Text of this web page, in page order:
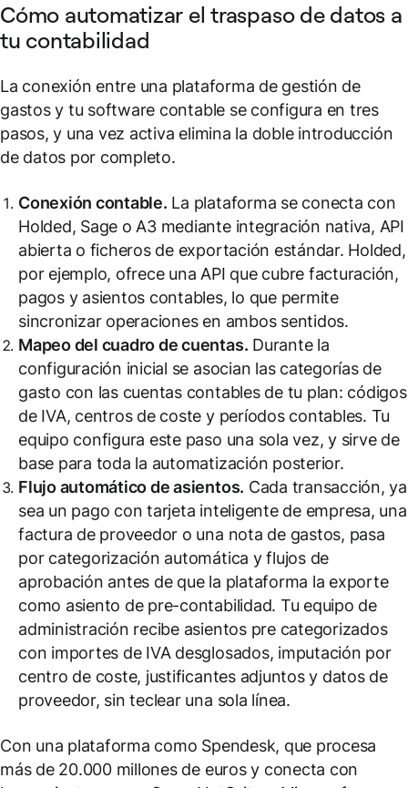
Cómo automatizar el traspaso de datos a
tu contabilidad
La conexión entre una plataforma de gestión de
gastos y tu software contable se configura en tres
pasos, y una vez activa elimina la doble introducción
de datos por completo.
Conexión contable. La plataforma se conecta con
Holded, Sage o A3 mediante integración nativa, API
abierta o ficheros de exportación estándar. Holded,
por ejemplo, ofrece una API que cubre facturación,
pagos y asientos contables, lo que permite
sincronizar operaciones en ambos sentidos.
Mapeo del cuadro de cuentas. Durante la
configuración inicial se asocian las categorías de
gasto con las cuentas contables de tu plan: códigos
de IVA, centros de coste y períodos contables. Tu
equipo configura este paso una sola vez, y sirve de
base para toda la automatización posterior.
Flujo automático de asientos. Cada transacción, ya
sea un pago con tarjeta inteligente de empresa, una
factura de proveedor o una nota de gastos, pasa
por categorización automática y flujos de
aprobación antes de que la plataforma la exporte
como asiento de pre-contabilidad. Tu equipo de
administración recibe asientos pre categorizados
con importes de IVA desglosados, imputación por
centro de coste, justificantes adjuntos y datos de
proveedor, sin teclear una sola línea.
Con una plataforma como Spendesk, que procesa
más de 20.000 millones de euros y conecta con